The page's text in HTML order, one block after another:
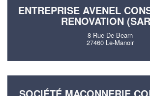
ENTREPRISE AVENEL
RENOVATION
8 Rue De Bearn
27460 Le-Manoir
SOCIÉTÉ MACONNERIE